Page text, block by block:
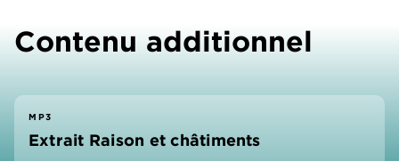
Contenu additionnel
MP3
Extrait Raison et châtiments